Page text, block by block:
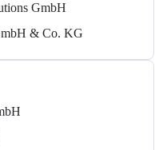
GmbH
& Co. KG